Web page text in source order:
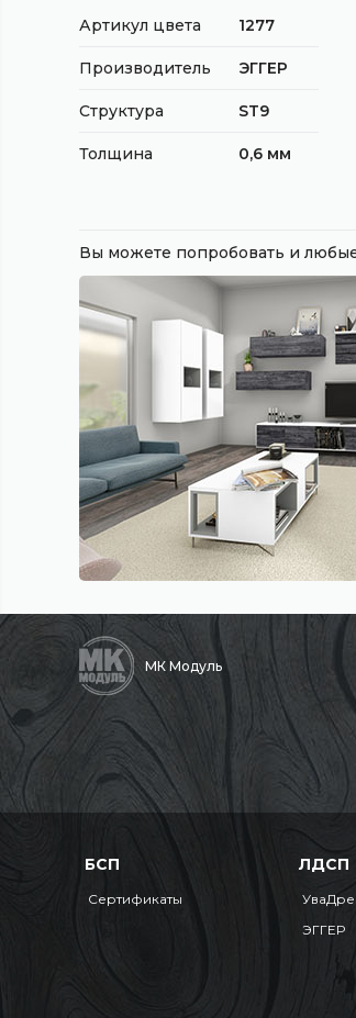
Артикул цвета 1277
Производитель ЭГГЕР
Структура ST9
Толщина 0,6 мм
Вы можете попробовать и
МК Модуль
БСП
Сертификаты
ЛДСП
ЭГГЕР